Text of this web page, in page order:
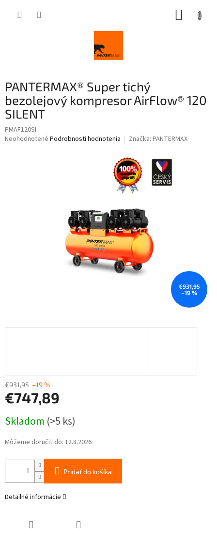
PANTERMAX® Super tichý
bezolejový kompresor AirFlow® 120
SILENT
PMAF120SI
Priemerné
Neohodnotené Podrobnosti hodnotenia Značka: PANTERMAX
€931,95
–19 %
€931,95 –19 %
€747,89
cena:
Skladom (>5 ks)
Môžeme doručiť do: 12.8.2026
Pridať do košíka
Detailné informácie